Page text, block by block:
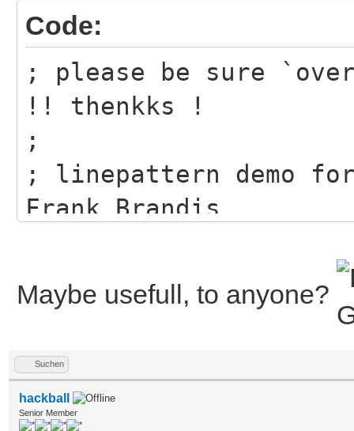
Code:
; please be sure
!! thenkks !
;
; linepattern demo
Frank Brandis
;FindScreen0
Maybe usefull, to anyone?
Suchen
hackball
Senior Member